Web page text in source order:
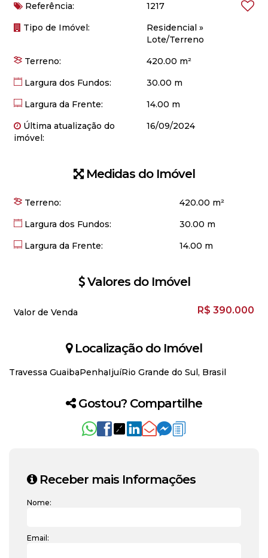
Referência:
1217
Tipo de Imóvel:
Residencial »
Lote/Terreno
Terreno:
420.00 m²
Largura dos Fundos:
30.00 m
Largura da Frente:
14.00 m
Última atualização do
imóvel:
16/09/2024
Medidas do Imóvel
Terreno: 420.00 m²
Largura dos Fundos:
30.00 m
Largura da Frente:
14.00 m
Valores do Imóvel
R$ 390.000
Valor de Venda
Localização do Imóvel
Travessa GuaibaPenhaIjuíRio Grande do Sul, Brasil
Gostou? Compartilhe
Receber mais Informações
Nome:
Email: